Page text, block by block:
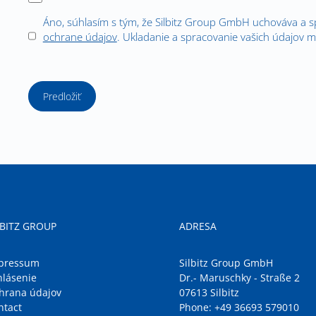
Áno, súhlasím s tým, že Silbitz Group GmbH uchováva a
ochrane údajov. Ukladanie a spracovanie vašich údajov
Predložiť
GROUP
údajov
ADRESA
Silbitz Group GmbH
Dr.- Maruschky - Straße 2
07613 Silbitz
Phone: +49 36693 579010